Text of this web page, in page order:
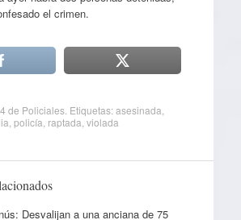
el crimen.
de Policiales. Etiquetas:asesinada
policía raptada violada
Desvalijan a una anciana de 75